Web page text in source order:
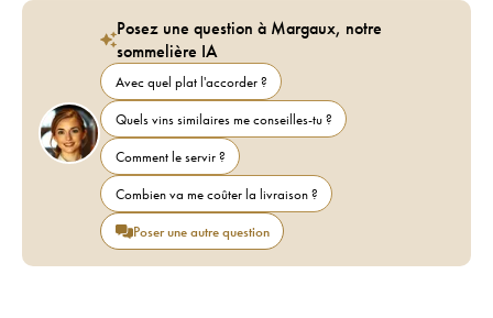
Posez une question à Margaux, notre
sommelière IA
Avec quel plat l'accorder ?
Quels vins similaires me conseilles-tu ?
Comment le servir ?
Combien va me coûter la livraison ?
Poser une autre question